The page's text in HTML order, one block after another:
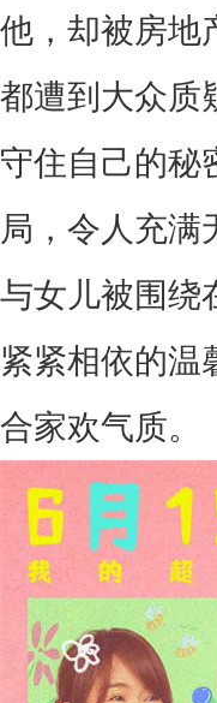
他，却被房地
都遭到大众质
守住自己的秘
局，令人充满
与女儿被围绕
紧紧相依的温
合家欢气质。